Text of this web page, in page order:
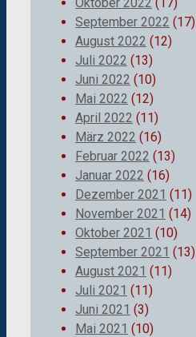
September 2022 (17)
August 2022 (12)
Juli 2022 (13)
Juni 2022 (10)
Mai 2022 (12)
April 2022 (11)
März 2022 (16)
Februar 2022 (13)
Januar 2022 (16)
Dezember 2021 (11)
November 2021 (14)
Oktober 2021 (10)
September 2021 (13)
August 2021 (11)
Juli 2021 (11)
Juni 2021 (3)
Mai 2021 (10)